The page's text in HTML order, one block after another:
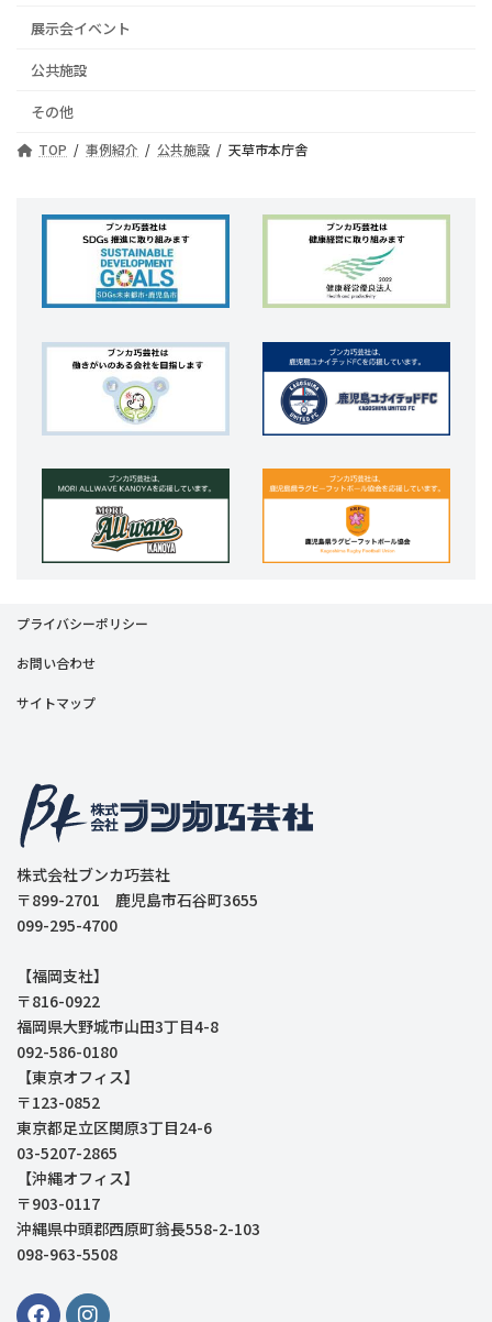
展示会イベント
公共施設
その他
TOP 事例紹介 公共施設 天草市本庁舎
プライバシーポリシー
お問い合わせ
サイトマップ
株式会社ブンカ巧芸社
〒899-2701 鹿児島市石谷町3655
099-295-4700
【福岡支社】
〒816-0922
福岡県大野城市山田3丁目4-8
092-586-0180
【東京オフィス】
〒123-0852
東京都足立区関原3丁目24-6
03-5207-2865
【沖縄オフィス】
〒903-0117
沖縄県中頭郡西原町翁長558-2-103
098-963-5508